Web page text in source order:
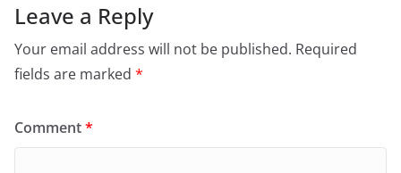
Leave a Reply
Your email address will not be published. Required
fields are marked *
Comment*